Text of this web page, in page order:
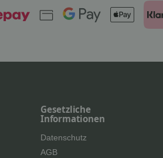
Gesetzliche
Informationen
Datenschutz
AGB